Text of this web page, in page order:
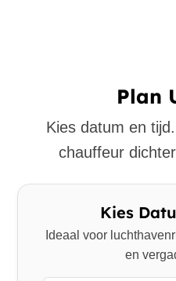
Plan
Kies datum en
chauffeur
Kies
Ideaal voor
en